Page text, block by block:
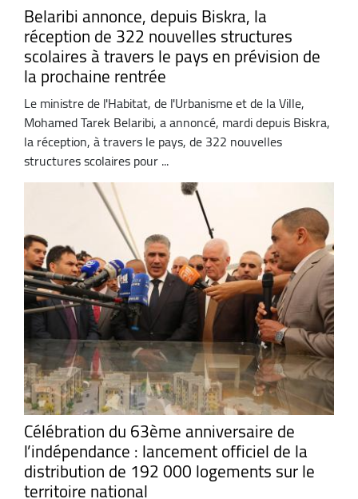
Belaribi annonce, depuis Biskra, la
réception de 322 nouvelles structures
scolaires à travers le pays en prévision de
la prochaine rentrée
Le ministre de l'Habitat, de l'Urbanisme et de la Ville,
Mohamed Tarek Belaribi, a annoncé, mardi depuis Biskra,
la réception, à travers le pays, de 322 nouvelles
structures scolaires pour ...
Célébration du 63ème anniversaire de
l’indépendance : lancement officiel de la
distribution de 192 000 logements sur le
territoire national